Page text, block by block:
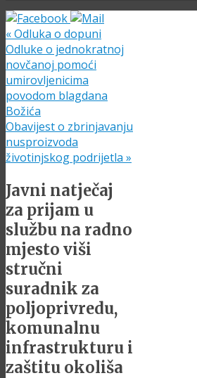
«Odluka o dopuni
Odluke o jednokratnoj
novčanoj pomoći
umirovljenicima
povodom blagdana
Božića
Obavijest o zbrinjavanju
nusproizvoda
životinjskog podrijetla »
Javni natječaj
za prijam u
službu na radno
mjesto viši
stručni
suradnik za
poljoprivredu,
komunalnu
infrastrukturu i
zaštitu okoliša